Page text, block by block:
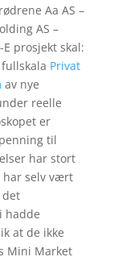
Aa AS –
AS –
prosjekt skal:
Privat
av nye
reelle
er
til
har stort
har selv vært
det
hadde
at de ikke
Mini Market